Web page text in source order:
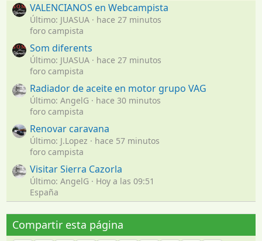
VALENCIANOS en Webcampista
Último: JUASUA
hace 27 minutos
foro campista
Som diferents
Último: JUASUA
hace 27 minutos
foro campista
Radiador de aceite en motor grupo VAG
Último: AngelG
hace 30 minutos
foro campista
Renovar caravana
Último: J.Lopez
hace 57 minutos
foro campista
Visitar Sierra Cazorla
Último: AngelG
Hoy a las 09:51
España
Compartir esta página